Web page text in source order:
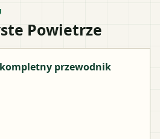
Powietrze
przewodnik